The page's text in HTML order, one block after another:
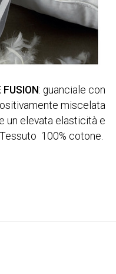
FUSION: guanciale con
miscelata
un elevata elasticità e
100% cotone.